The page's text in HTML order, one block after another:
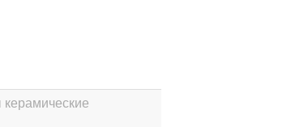
керамические